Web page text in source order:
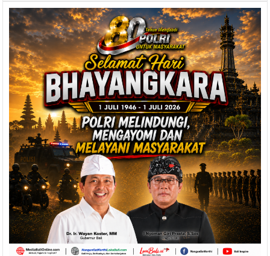
kunjungan
dari
PT.
Garuda
Indonesia